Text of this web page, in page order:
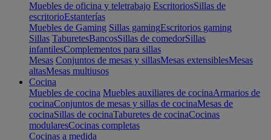
Muebles de oficina y teletrabajo EscritoriosSillas de
escritorioEstanterías
Muebles de Gaming Sillas gamingEscritorios gaming
Sillas TaburetesBancosSillas de comedorSillas
infantilesComplementos para sillas
Mesas Conjuntos de mesas y sillasMesas extensiblesMesas
altasMesas multiusos
Cocina
Muebles de cocina Muebles auxiliares de cocinaArmarios de
cocinaConjuntos de mesas y sillas de cocinaMesas de
cocinaSillas de cocinaTaburetes de cocinaCocinas
modularesCocinas completas
Cocinas a medida